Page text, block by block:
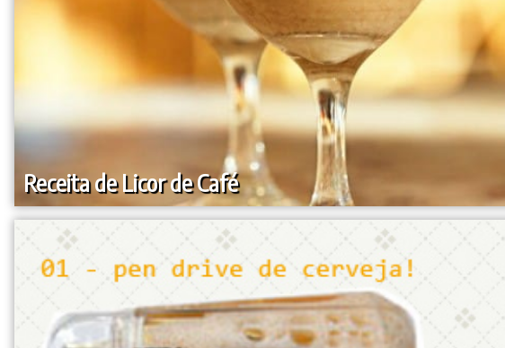
Receita de Licor de Café